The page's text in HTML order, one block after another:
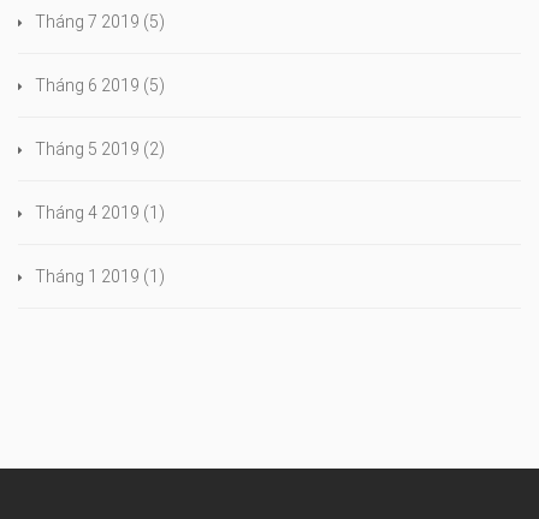
Tháng 7 2019 (5)
Tháng 6 2019 (5)
Tháng 5 2019 (2)
Tháng 4 2019 (1)
Tháng 1 2019 (1)